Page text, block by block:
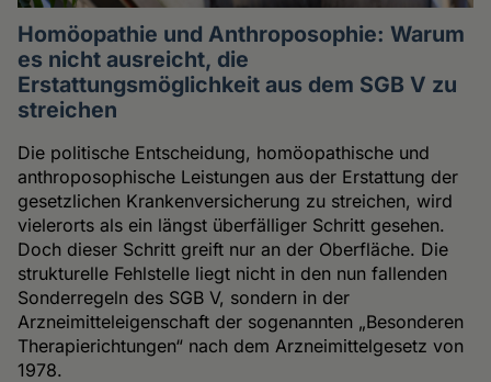
Homöopathie und Anthroposophie: Warum
es nicht ausreicht, die
Erstattungsmöglichkeit aus dem SGB V zu
streichen
Die politische Entscheidung, homöopathische und
anthroposophische Leistungen aus der Erstattung der
gesetzlichen Krankenversicherung zu streichen, wird
vielerorts als ein längst überfälliger Schritt gesehen.
Doch dieser Schritt greift nur an der Oberfläche. Die
strukturelle Fehlstelle liegt nicht in den nun fallenden
Sonderregeln des SGB V, sondern in der
Arzneimitteleigenschaft der sogenannten „Besonderen
Therapierichtungen“ nach dem Arzneimittelgesetz von
1978.